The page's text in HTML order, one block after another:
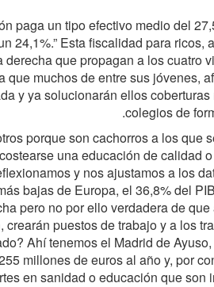
paga un tipo efectivo medio del
24,1%.” Esta fiscalidad para ricos,
que propagan a los cuatro
muchos de entre sus jóvenes,
y ya solucionarán ellos
colegios de
porque son cachorros a los que
una educación de calidad
y nos ajustamos a los
bajas de Europa, el 36,8% del
pero no por ello verdadera de
puestos de trabajo y a los
Ahí tenemos el Madrid de
millones de euros al año y, por
en sanidad o educación que son